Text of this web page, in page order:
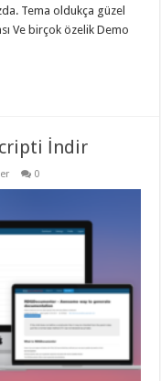
Tema oldukça güzel
Ve birçok özelik Demo
İndir
0